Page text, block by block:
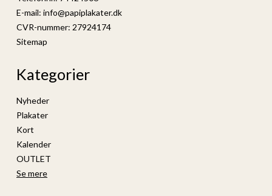
E-mail: info@papiplakater.dk
CVR-nummer: 27924174
Sitemap
Kategorier
Nyheder
Plakater
Kort
Kalender
OUTLET
Se mere